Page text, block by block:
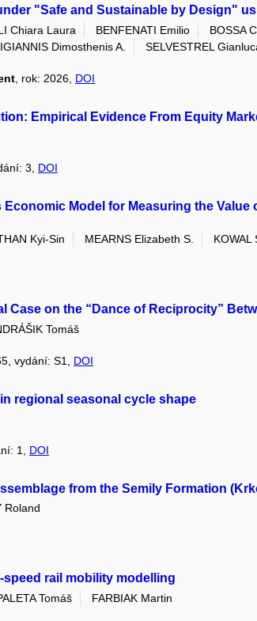
"Safe and Sustainable by Design"
Chiara Laura BENFENATI Emilio BOSSA
Dimosthenis A. SELVESTREL
, rok: 2026, DOI
Empirical Evidence From Equity
3, DOI
Model for Measuring the
Kyi-Sin MEARNS Elizabeth S. KOWAL
Case on the “Dance of Reciprocity”
Tomáš
vydání: S1, DOI
regional seasonal cycle shape
1, DOI
from the Semily Formation
Roland
rail mobility modelling
Tomáš
FARBIAK Martin